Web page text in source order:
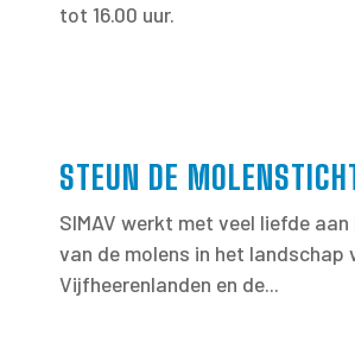
tot 16.00 uur.
STEUN DE
SIMAV werkt met veel liefde
van de molens in het landschap
Vijfheerenlanden en de...